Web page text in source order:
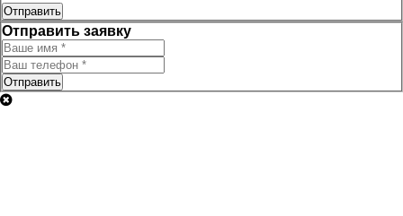
Отправить
Отправить заявку
Отправить